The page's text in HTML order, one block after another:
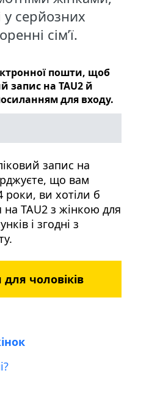
у серйозних
сім’ї.
пошти, щоб
запис на TAU2 й
для входу.
запис на
що вам
роки, ви хотіли б
TAU2 з жінкою для
і згодні з
для чоловіків